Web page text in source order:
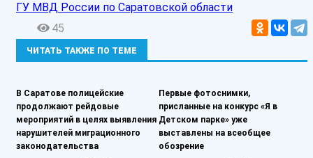
ГУ МВД России по Саратовской области
45
ЧИТАТЬ ТАКЖЕ ПО ТЕМЕ
В Саратове полицейские
продолжают рейдовые
мероприятий в целях выявления
нарушителей миграционного
законодательства
Первые фотоснимки,
присланные на конкурс «Я в
Детском парке» уже
выставлены на всеобщее
обозрение